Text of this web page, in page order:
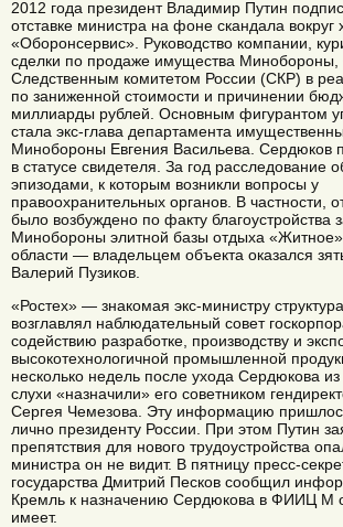
2012 года президент Владимир Путин
отставке министра на фоне скандала вокруг
«Оборонсервис». Руководство компании,
сделки по продаже имущества
Следственным комитетом России (СКР) в
по заниженной стоимости и причинении
миллиарды рублей. Основным фигурантом
стала экс-глава департамента
Минобороны Евгения Васильева. Сердюков
в статусе свидетеля. За год расследование
эпизодами, к которым возникли вопросы у
правоохранительных органов. В частности,
было возбуждено по факту благоустройства
Минобороны элитной базы отдыха «Житное»
области — владельцем объекта оказался
Валерий Пузиков.
«Ростех» — знакомая экс-министру
возглавлял наблюдательный совет
содействию разработке, производству и
высокотехнологичной промышленной
несколько недель после ухода Сердюкова
слухи «назначили» его советником
Сергея Чемезова. Эту информацию
лично президенту России. При этом Путин
препятствия для нового трудоустройства
министра он не видит. В пятницу пресс-
государства Дмитрий Песков сообщил
Кремль к назначению Сердюкова в ФИИЦ М
имеет.